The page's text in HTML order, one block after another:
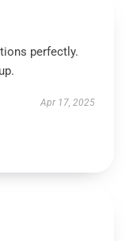
perfectly.
Apr 17, 2025